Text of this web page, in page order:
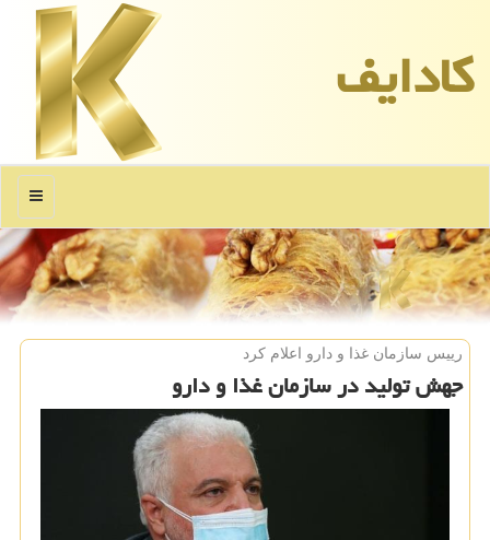
كادایف
منو
رییس سازمان غذا و دارو اعلام كرد
جهش تولید در سازمان غذا و دارو